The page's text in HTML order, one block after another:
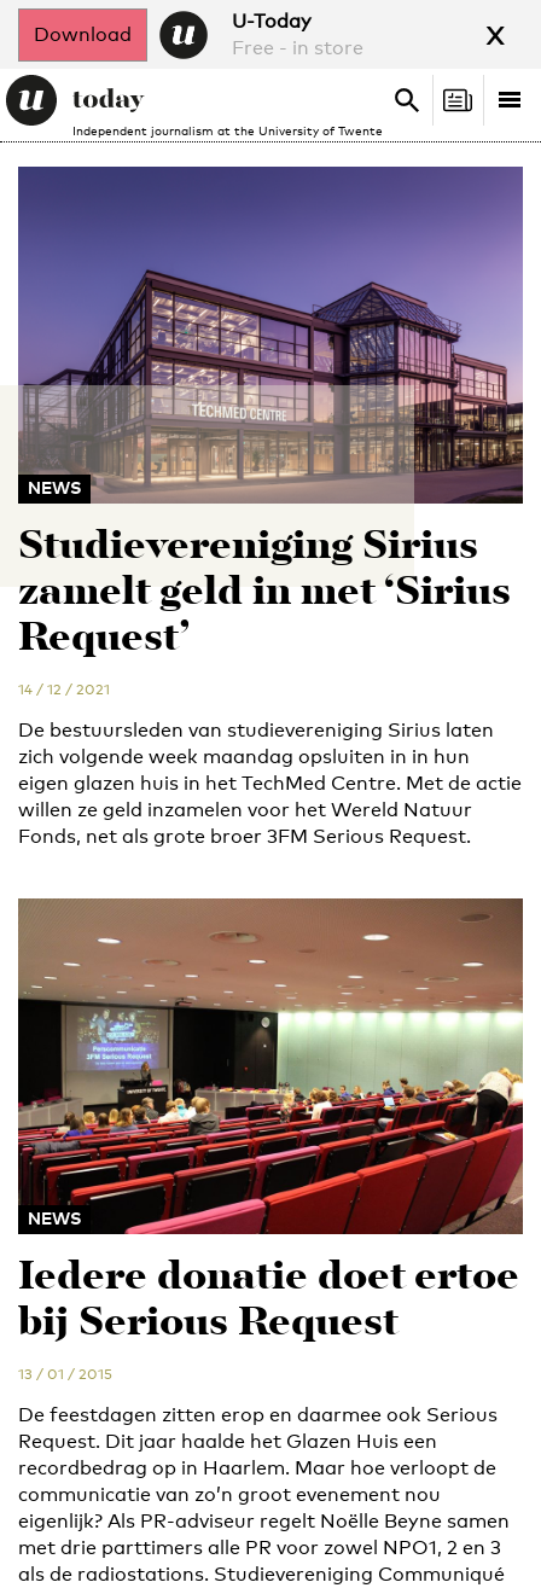
Download
U-Today
Free - in store
x
Independent journalism at the University of Twente
Search
Search
NEWS
Studievereniging Sirius
zamelt geld in met ‘Sirius
Request’
14 / 12 / 2021
De bestuursleden van studievereniging Sirius laten
zich volgende week maandag opsluiten in in hun
eigen glazen huis in het TechMed Centre. Met de actie
willen ze geld inzamelen voor het Wereld Natuur
Fonds, net als grote broer 3FM Serious Request.
NEWS
Iedere donatie doet ertoe
bij Serious Request
13 / 01 / 2015
De feestdagen zitten erop en daarmee ook Serious
Request. Dit jaar haalde het Glazen Huis een
recordbedrag op in Haarlem. Maar hoe verloopt de
communicatie van zo’n groot evenement nou
eigenlijk? Als PR-adviseur regelt Noëlle Beyne samen
met drie parttimers alle PR voor zowel NPO1, 2 en 3
als de radiostations. Studievereniging Communiqué